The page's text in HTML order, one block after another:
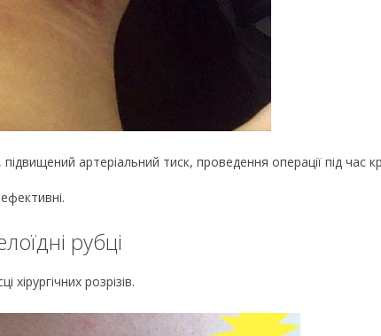
артеріальний тиск, проведення операції під час
рубці
розрізів.